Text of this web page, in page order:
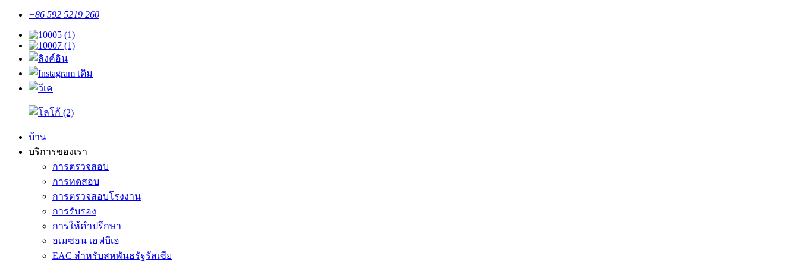
+86 592 5219 260
บ้าน
บริการของเรา
การตรวจสอบ
การทดสอบ
การตรวจสอบโรงงาน
การรับรอง
การให้คำปรึกษา
อเมซอน เอฟบีเอ
EAC สำหรับสหพันธรัฐรัสเซีย